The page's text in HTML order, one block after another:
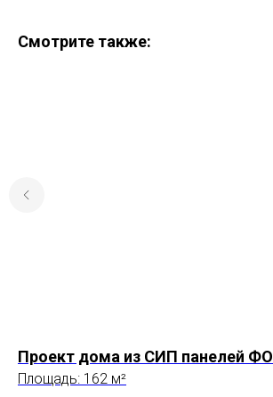
Смотрите также:
Проект дома из СИП панелей
Площадь: 162 м²